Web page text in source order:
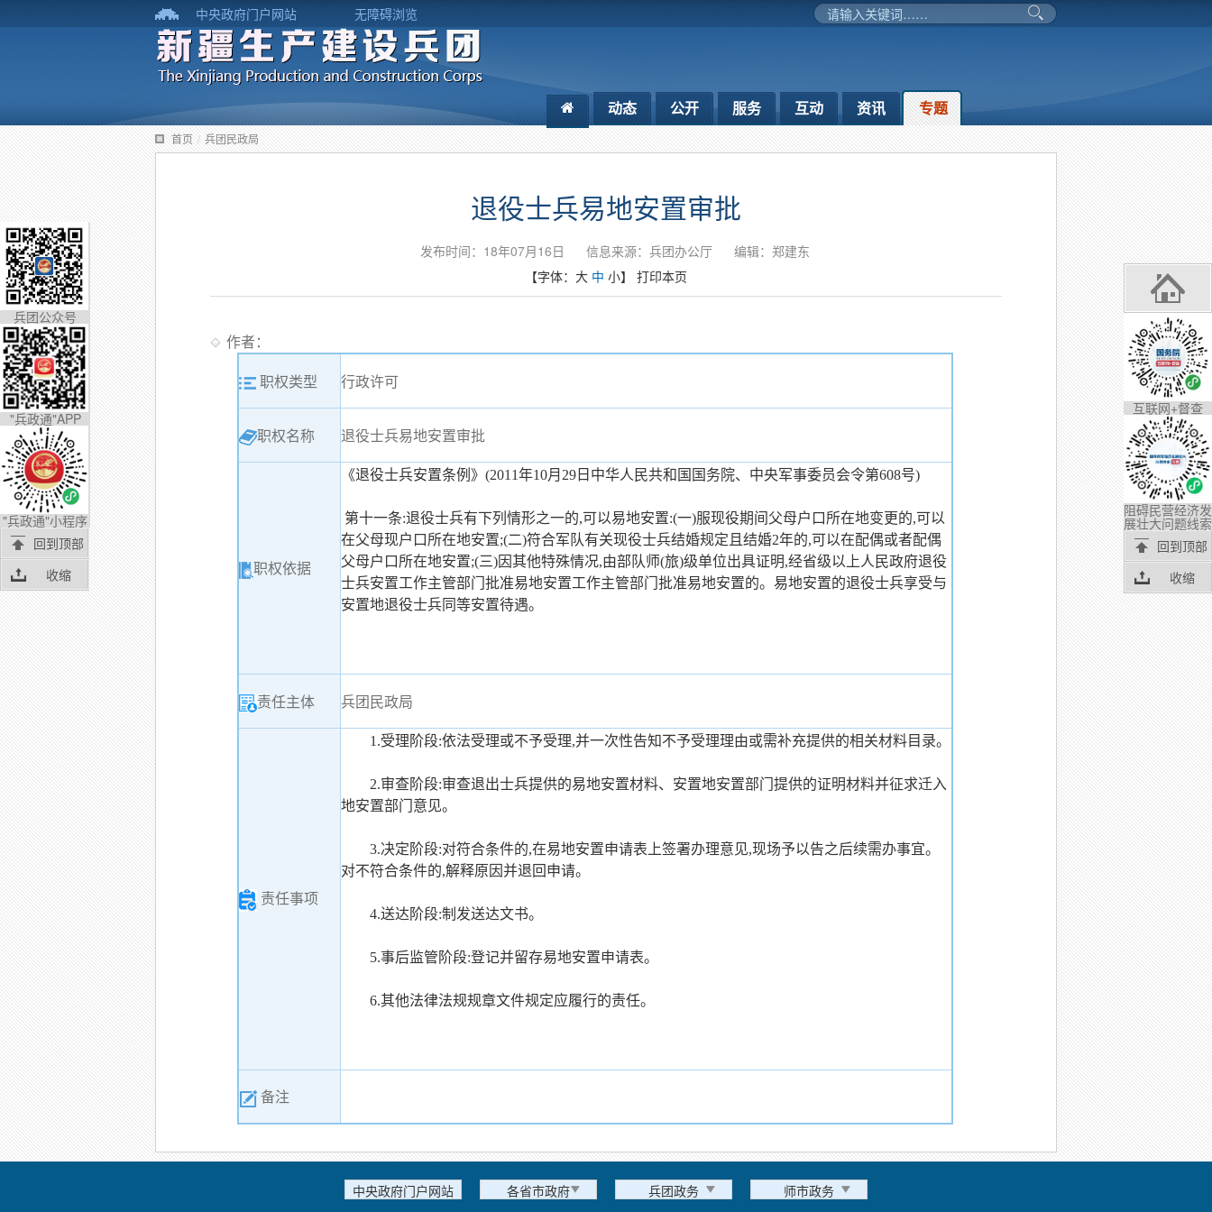
中央政府门户网站 无障碍浏览
动态 公开 服务 互动 资讯 专题
首页 / 兵团民政局
退役士兵易地安置审批
发布时间：18年07月16日 信息来源：兵团办公厅
编辑：郑建东
【字体： 大 中 小】 打印本页
作者：
职权类型 行政许可
职权名称 退役士兵易地安置审批
职权依据
《退役士兵安置条例》(2011年10月29日中华人民共和国国务院、中央军事委员会令第608号)
第十一条:退役士兵有下列情形之一的,可以易地安置:(一)服现役期间父母户口所在地变更的,可以
在父母现户口所在地安置;(二)符合军队有关现役士兵结婚规定且结婚2年的,可以在配偶或者配偶
父母户口所在地安置;(三)因其他特殊情况,由部队师(旅)级单位出具证明,经省级以上人民政府退役
士兵安置工作主管部门批准易地安置工作主管部门批准易地安置的。易地安置的退役士兵享受与
安置地退役士兵同等安置待遇。
责任主体 兵团民政局
责任事项
1.受理阶段:依法受理或不予受理,并一次性告知不予受理理由或需补充提供的相关材料目录。
2.审查阶段:审查退出士兵提供的易地安置材料、安置地安置部门提供的证明材料并征求迁入
地安置部门意见。
3.决定阶段:对符合条件的,在易地安置申请表上签署办理意见,现场予以告之后续需办事宜。
对不符合条件的,解释原因并退回申请。
4.送达阶段:制发送达文书。
5.事后监管阶段:登记并留存易地安置申请表。
6.其他法律法规规章文件规定应履行的责任。
备注
中央政府门户网站 各省市政府 兵团政务 师市政务
互联网+督查
阻碍民营经济发
展壮大问题线索
回到顶部
收缩
兵团公众号
"兵政通"APP
"兵政通"小程序
回到顶部
收缩